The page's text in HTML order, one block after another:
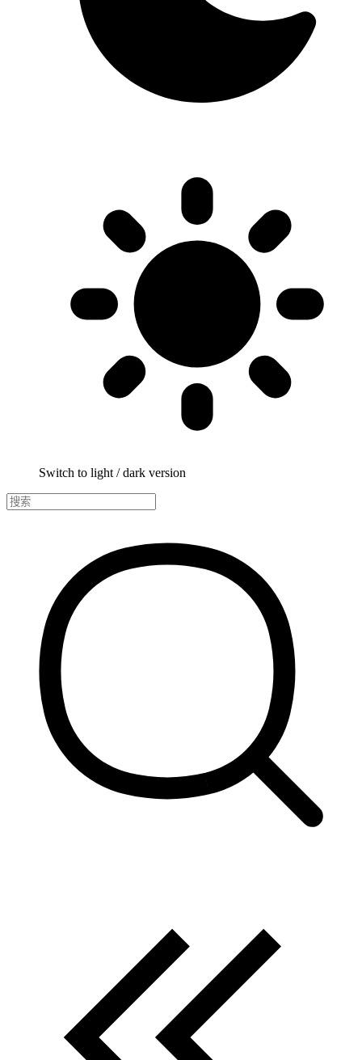
Switch to light / dark version